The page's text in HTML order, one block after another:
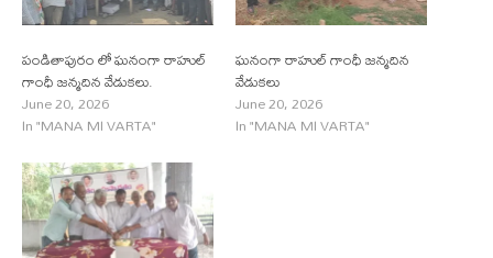
పండితాపురం లో ఘనంగా రాహుల్
గాంధీ జన్మదిన వేడుకలు.
June 20, 2026
In "MANA MI VARTA"
ఘనంగా రాహుల్ గాంధీ జన్మదిన
వేడుకలు
June 20, 2026
In "MANA MI VARTA"